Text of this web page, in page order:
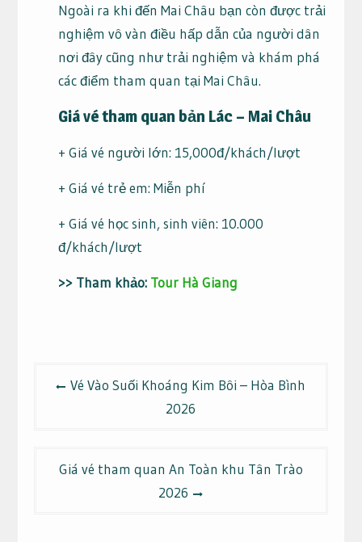
Ngoài ra khi đến Mai Châu bạn còn được trải
nghiệm vô vàn điều hấp dẫn của người dân
nơi đây cũng như trải nghiệm và khám phá
các điểm tham quan tại Mai Châu.
Giá vé tham quan bản Lác – Mai Châu
+ Giá vé người lớn: 15,000đ/khách/lượt
+ Giá vé trẻ em: Miễn phí
+ Giá vé học sinh, sinh viên: 10.000
đ/khách/lượt
>> Tham khảo: Tour Hà Giang
Vé Vào Suối Khoáng Kim Bôi – Hòa Bình
2026
Giá vé tham quan An Toàn khu Tân Trào
2026